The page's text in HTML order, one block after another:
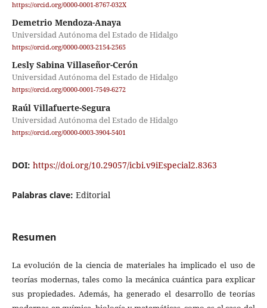
https://orcid.org/0000-0001-8767-032X
Demetrio Mendoza-Anaya
Universidad Autónoma del Estado de Hidalgo
https://orcid.org/0000-0003-2154-2565
Lesly Sabina Villaseñor-Cerón
Universidad Autónoma del Estado de Hidalgo
https://orcid.org/0000-0001-7549-6272
Raúl Villafuerte-Segura
Universidad Autónoma del Estado de Hidalgo
https://orcid.org/0000-0003-3904-5401
DOI: https://doi.org/10.29057/icbi.v9iEspecial2.8363
Palabras clave: Editorial
Resumen
La evolución de la ciencia de materiales ha implicado el uso de
teorías modernas, tales como la mecánica cuántica para explicar
sus propiedades. Además, ha generado el desarrollo de teorías